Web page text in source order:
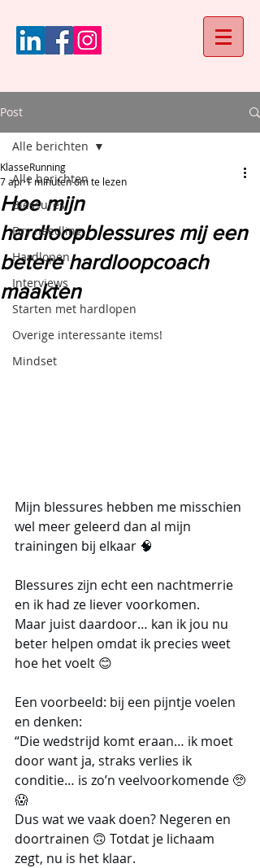
Post
Alle berichten
Blessures
Dry needling
Hardlopen
Interviews
Starten met hardlopen
Overige interessante items!
Mindset
Alle berichten
Hoe mijn
hardloopblessures mij een
betere hardloopcoach
maakten
KlasseRunning
7 apr1 minuten om te lezen
Mijn blessures hebben me misschien
wel meer geleerd dan al mijn
trainingen bij elkaar 🧠
Blessures zijn echt een nachtmerrie
en ik had ze liever voorkomen.
Maar juist daardoor… kan ik jou nu
beter helpen omdat ik precies weet
hoe het voelt 😊
Een voorbeeld: bij een pijntje voelen
en denken:
“Die wedstrijd komt eraan… ik moet
door want ja, straks verlies ik
conditie… is zo’n veelvoorkomende 🥺
😱
Dus wat we vaak doen? Negeren en
doortrainen 🙃 Totdat je lichaam
zegt, nu is het klaar.